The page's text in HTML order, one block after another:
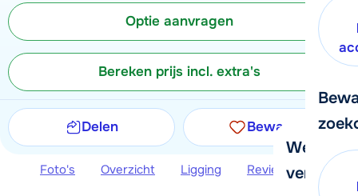
We
verder!
Optie aanvragen
Bereken prijs incl. extra's
Delen Bewaren
Foto's Overzicht Ligging Reviews